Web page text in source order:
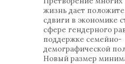
жизнь дает
сдвиги в экономике
сфере гендерного
поддержке семейно-
демографической
Новый размер